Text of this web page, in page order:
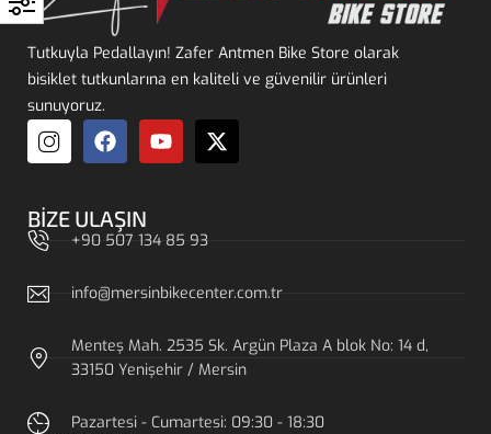
Tutkuyla Pedallayın! Zafer Antmen Bike Store olarak
bisiklet tutkunlarına en kaliteli ve güvenilir ürünleri
sunuyoruz.
BIZE ULAŞIN
+90 507 134 85 93
info@mersinbikecenter.com.tr
Menteş Mah. 2535 Sk. Argün Plaza A blok No: 14 d,
33150 Yenişehir / Mersin
Pazartesi - Cumartesi: 09:30 - 18:30